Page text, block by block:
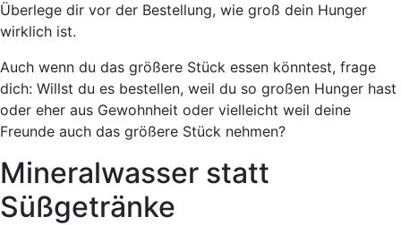
Überlege dir vor der Bestellung, wie groß dein Hunger
wirklich ist.
Auch wenn du das größere Stück essen könntest, frage
dich: Willst du es bestellen, weil du so großen Hunger hast
oder eher aus Gewohnheit oder vielleicht weil deine
Freunde auch das größere Stück nehmen?
Mineralwasser statt
Süßgetränke